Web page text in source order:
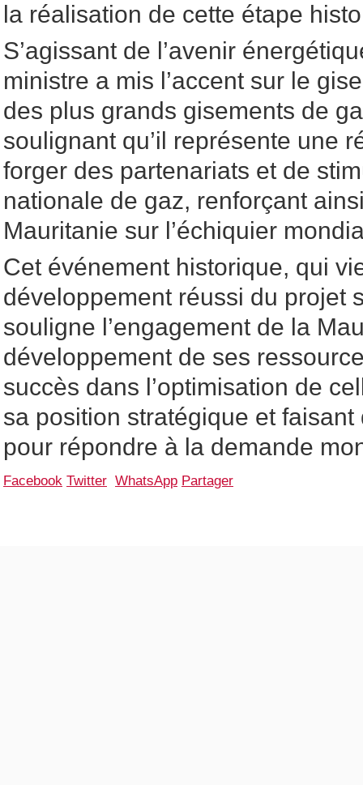
la réalisation de cette étape
S’agissant de l’avenir
ministre a mis l’accent sur le
des plus grands gisements de
soulignant qu’il représente une
forger des partenariats et de
nationale de gaz, renforçant
Mauritanie sur l’échiquier
Cet événement historique, qui
développement réussi du projet
souligne l’engagement de la
développement de ses
succès dans l’optimisation de
sa position stratégique et faisant
pour répondre à la demande
Facebook Twitter WhatsApp Partager